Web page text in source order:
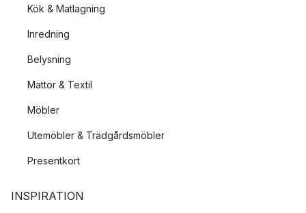
Kök & Matlagning
Inredning
Belysning
Mattor & Textil
Möbler
Utemöbler & Trädgårdsmöbler
Presentkort
INSPIRATION